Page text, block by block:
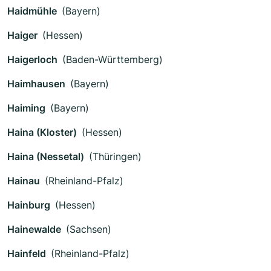
Haidmühle (Bayern)
Haiger (Hessen)
Haigerloch (Baden-Württemberg)
Haimhausen (Bayern)
Haiming (Bayern)
Haina (Kloster) (Hessen)
Haina (Nessetal) (Thüringen)
Hainau (Rheinland-Pfalz)
Hainburg (Hessen)
Hainewalde (Sachsen)
Hainfeld (Rheinland-Pfalz)